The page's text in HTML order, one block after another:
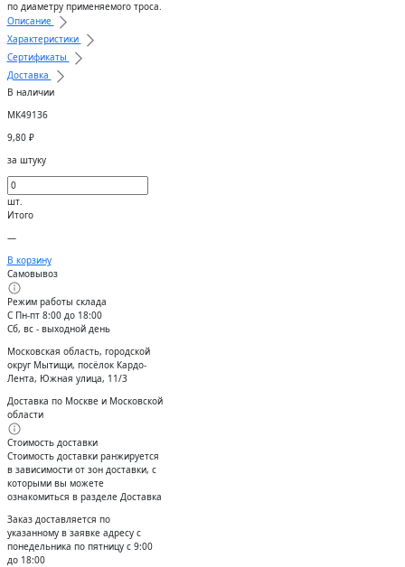
по диаметру применяемого троса.
Описание
Характеристики
Сертификаты
Доставка
В наличии
МК49136
9,80₽
за штуку
шт.
Итого
—
В корзину
Самовывоз
Режим работы склада
С Пн-пт 8:00 до 18:00
Сб, вс - выходной день
Московская область, городской
округ Мытищи, посёлок Кардо-
Лента, Южная улица, 11/3
Доставка по Москве и Московской
области
Стоимость доставки
Стоимость доставки ранжируется
в зависимости от зон доставки, с
которыми вы можете
ознакомиться в разделе Доставка
Заказ доставляется по
указанному в заявке адресу с
понедельника по пятницу с 9:00
до 18:00